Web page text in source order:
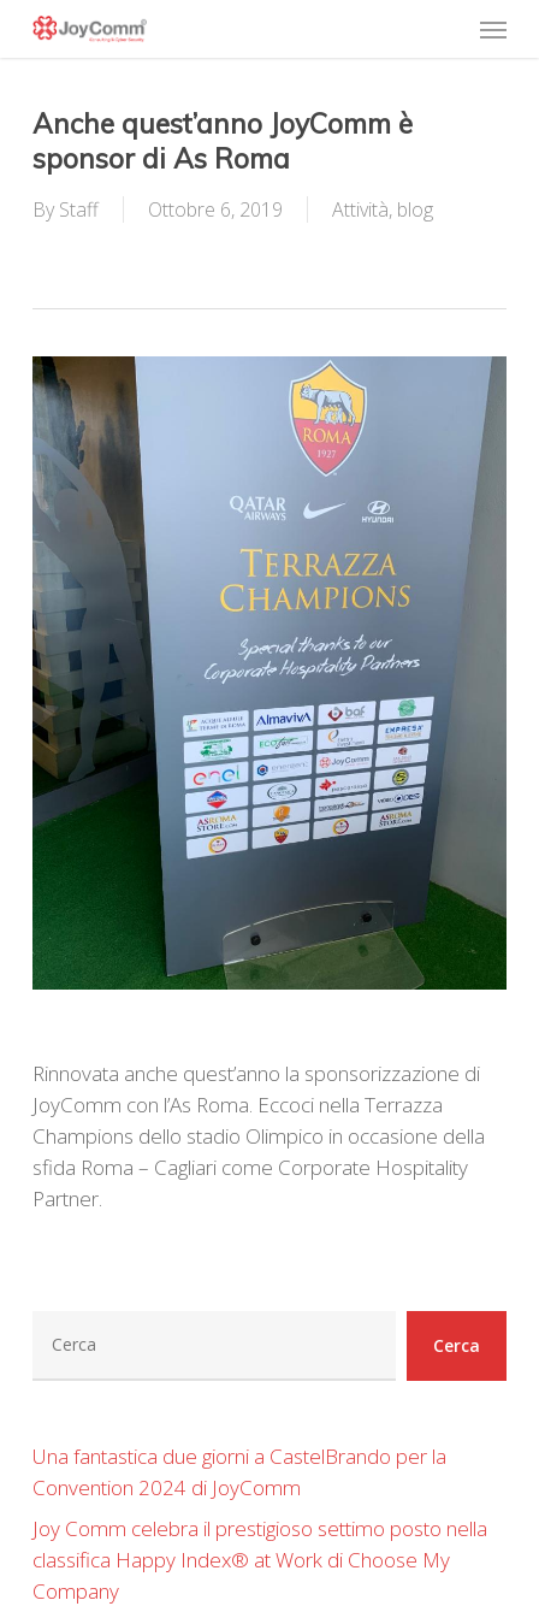
Skip
content
Menu
Anche quest’anno JoyComm è
sponsor di As Roma
By Staff Ottobre 6, 2019 Attività, blog
Rinnovata anche quest’anno la sponsorizzazione di
JoyComm con l’As Roma. Eccoci nella Terrazza
Champions dello stadio Olimpico in occasione della
sfida Roma – Cagliari come Corporate Hospitality
Partner.
Cerca
Una fantastica due giorni a CastelBrando per la
Convention 2024 di JoyComm
Joy Comm celebra il prestigioso settimo posto nella
classifica Happy Index®️ at Work di Choose My
Company